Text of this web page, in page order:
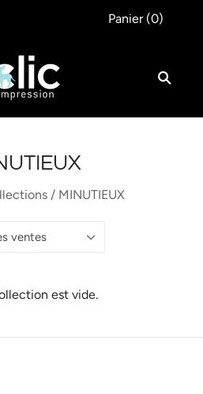
Panier(0)
/ MINUTIEUX
ventes
est vide.